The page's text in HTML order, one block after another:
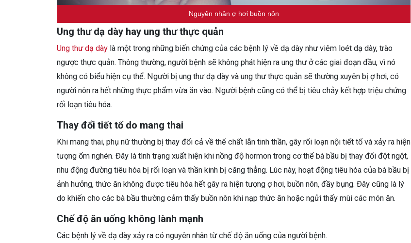
Nguyên nhân ợ hơi buồn nôn
Ung thư dạ dày hay ung thư thực quản
Ung thư dạ dày là một trong những biến chứng của các bệnh lý về dạ dày như viêm loét dạ dày, trào
ngược thực quản. Thông thường, người bệnh sẽ không phát hiện ra ung thư ở các giai đoạn đầu, vì nó
không có biểu hiện cụ thể. Người bị ung thư dạ dày và ung thư thực quản sẽ thường xuyên bị ợ hơi, có
người nôn ra hết những thực phẩm vừa ăn vào. Người bệnh cũng có thể bị tiêu chảy kết hợp triệu chứng
rối loạn tiêu hóa.
Thay đổi tiết tố do mang thai
Khi mang thai, phụ nữ thường bị thay đổi cả về thể chất lẫn tinh thần, gây rối loạn nội tiết tố và xảy ra hiện
tượng ốm nghén. Đây là tình trạng xuất hiện khi nồng độ hormon trong cơ thể bà bầu bị thay đổi đột ngột,
nhu động đường tiêu hóa bị rối loạn và thần kinh bị căng thẳng. Lúc này, hoạt động tiêu hóa của bà bầu bị
ảnh hưởng, thức ăn không được tiêu hóa hết gây ra hiện tượng ợ hơi, buồn nôn, đầy bụng. Đây cũng là lý
do khiến cho các bà bầu thường cảm thấy buồn nôn khi nạp thức ăn hoặc ngửi thấy mùi các món ăn.
Chế độ ăn uống không lành mạnh
Các bệnh lý về dạ dày xảy ra có nguyên nhân từ chế độ ăn uống của người bệnh.